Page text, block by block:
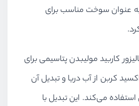
عنوان سوخت مناسب برای
کاربید مولیبدن پتاسیمی برای
کربن از آب دریا و تبدیل آن
می‌کند. این تبدیل با